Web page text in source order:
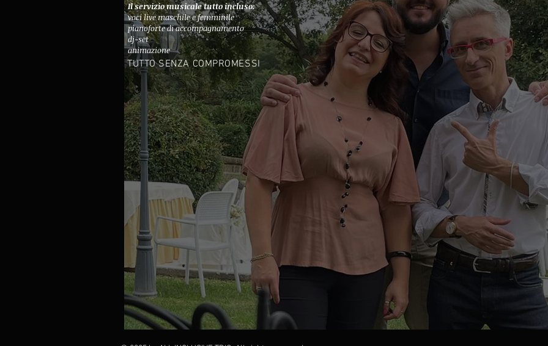
Il servizio musicale tutto incluso:
voci live maschile e femminile
pianoforte di accompagnamento
dj-set
animazione
TUTTO SENZA COMPROMESSI